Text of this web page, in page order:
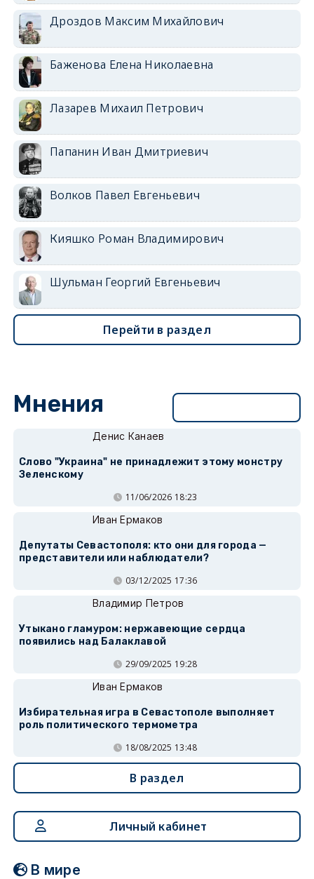
Дроздов Максим Михайлович
Баженова Елена Николаевна
Лазарев Михаил Петрович
Папанин Иван Дмитриевич
Волков Павел Евгеньевич
Кияшко Роман Владимирович
Шульман Георгий Евгеньевич
Перейти в раздел
Мнения
Денис Канаев
Слово "Украина" не принадлежит этому монстру
Зеленскому
11/06/2026 18:23
Иван Ермаков
Депутаты Севастополя: кто они для города —
представители или наблюдатели?
03/12/2025 17:36
Владимир Петров
Утыкано гламуром: нержавеющие сердца
появились над Балаклавой
29/09/2025 19:28
Иван Ермаков
Избирательная игра в Севастополе выполняет
роль политического термометра
18/08/2025 13:48
В раздел
Личный кабинет
В мире